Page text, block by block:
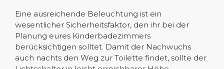
Eine ausreichende Beleuchtung ist ein
wesentlicher Sicherheitsfaktor, den ihr bei der
Planung eures Kinderbadezimmers
berücksichtigen solltet. Damit der Nachwuchs
auch nachts den Weg zur Toilette findet, sollte der